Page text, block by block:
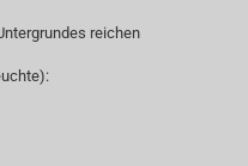
reichen